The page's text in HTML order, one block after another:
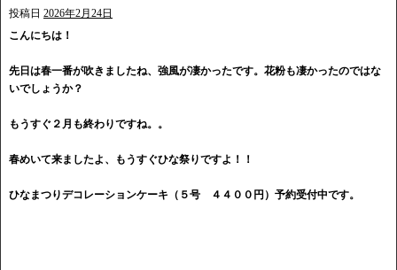
投稿日 2026年2月24日
こんにちは！
先日は春一番が吹きましたね、強風が凄かったです。花粉も凄かったのではな
いでしょうか？
もうすぐ２月も終わりですね。。
春めいて来ましたよ、もうすぐひな祭りですよ！！
ひなまつりデコレーションケーキ（５号 ４４００円）予約受付中です。